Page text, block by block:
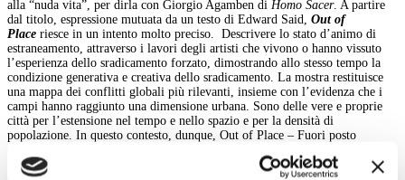
alla “nuda vita”, per dirla con Giorgio Agamben di Homo Sacer. A partire
dal titolo, espressione mutuata da un testo di Edward Said, Out of
Place riesce in un intento molto preciso. Descrivere lo stato d’animo di
estraneamento, attraverso i lavori degli artisti che vivono o hanno vissuto
l’esperienza dello sradicamento forzato, dimostrando allo stesso tempo la
condizione generativa e creativa dello sradicamento. La mostra restituisce
una mappa dei conflitti globali più rilevanti, insieme con l’evidenza che i
campi hanno raggiunto una dimensione urbana. Sono delle vere e proprie
città per l’estensione nel tempo e nello spazio e per la densità di
popolazione. In questo contesto, dunque, Out of Place – Fuori posto
per ogni campo esiste un conflitto, allora
Out of Placeè una grande mappa